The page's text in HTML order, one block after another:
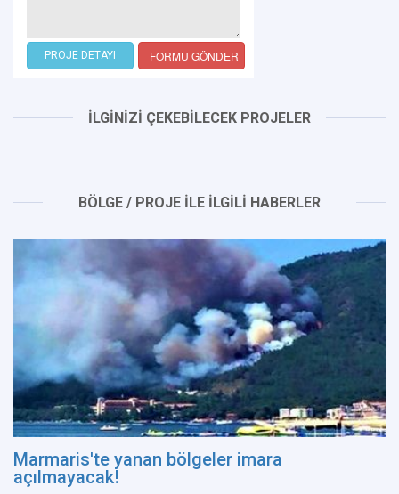
PROJE DETAYI FORMU GÖNDER
İLGİNİZİ ÇEKEBİLECEK PROJELER
BÖLGE / PROJE İLE İLGİLİ HABERLER
Marmaris'te yanan bölgeler imara
açılmayacak!